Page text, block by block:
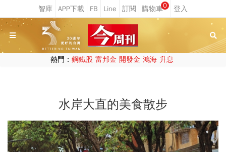
0
熱門： 鋼鐵股 富邦金 開發金 鴻海 升息
水岸大直的美食散步